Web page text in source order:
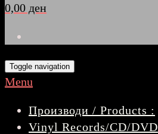
0,00 ден
Toggle navigation
Menu
Производи / Products :
Vinyl Records/CD/DVD